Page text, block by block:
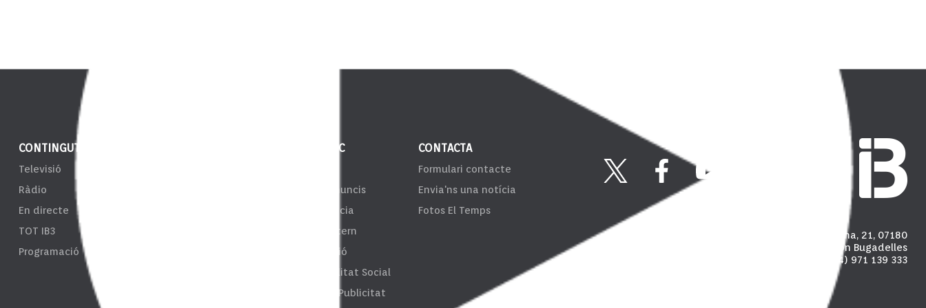
CONTINGUT
Televisió
Ràdio
En directe
TOT IB3
Programació
ENS PÚBLIC
Tauler d'anuncis
Transparència
Sistema Intern
d'Informació
Responsibilitat Social
Tarifes de Publicitat
CONTACTA
Formulari contacte
Envia'ns una notícia
Fotos El Temps
Carrer Madalena, 21, 07180
Polígon industrial de Son Bugadelles
(+34) 971 139 333